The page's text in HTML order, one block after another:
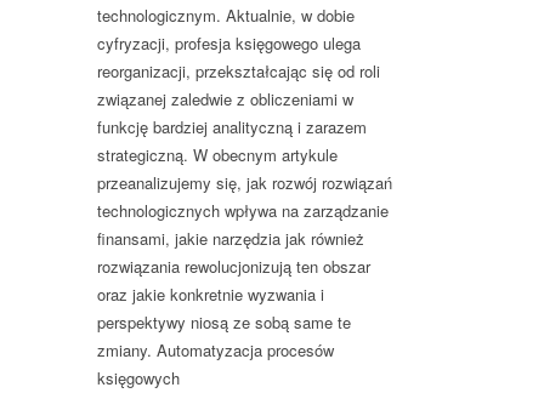
technologicznym. Aktualnie, w dobie
cyfryzacji, profesja księgowego ulega
reorganizacji, przekształcając się od roli
związanej zaledwie z obliczeniami w
funkcję bardziej analityczną i zarazem
strategiczną. W obecnym artykule
przeanalizujemy się, jak rozwój rozwiązań
technologicznych wpływa na zarządzanie
finansami, jakie narzędzia jak również
rozwiązania rewolucjonizują ten obszar
oraz jakie konkretnie wyzwania i
perspektywy niosą ze sobą same te
zmiany. Automatyzacja procesów
księgowych